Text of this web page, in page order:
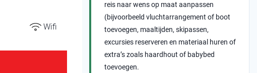
Wifi
reis naar wens op maat aanpassen
(bijvoorbeeld vluchtarrangement of boot
toevoegen, maaltijden, skipassen,
excursies reserveren en materiaal huren of
extra’s zoals haardhout of babybed
toevoegen.